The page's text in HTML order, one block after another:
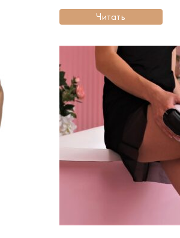
на дорогостоящие
процедуры. Сегодня
этом помочь. Так что
Дефект, заболевание
Читать